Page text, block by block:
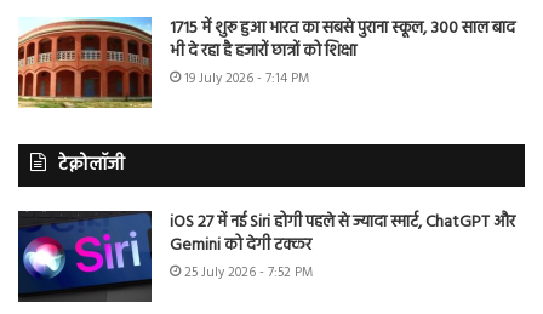
1715 में शुरू हुआ भारत का सबसे पुराना स्कूल, 300 साल बाद
भी दे रहा है हजारों छात्रों को शिक्षा
19 July 2026 - 7:14 PM
टेक्नोलॉजी
iOS 27 में नई Siri होगी पहले से ज्यादा स्मार्ट, ChatGPT और
Gemini को देगी टक्कर
25 July 2026 - 7:52 PM